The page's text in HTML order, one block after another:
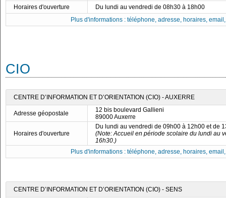
Horaires d'ouverture
Du lundi au vendredi de 08h30 à 18h00
Plus d'informations : téléphone, adresse, horaires,
CIO
CENTRE D’INFORMATION ET D’ORIENTATION (CIO) - AUXERRE
Adresse géopostale
12 bis boulevard Gallieni
89000 Auxerre
Horaires d'ouverture
Du lundi au vendredi de 09h00 à 12h00 et de
(Note: Accueil en période scolaire du lundi au
16h30.)
Plus d'informations : téléphone, adresse, horaires,
CENTRE D’INFORMATION ET D’ORIENTATION (CIO) - SENS